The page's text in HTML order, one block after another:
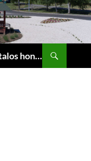
Köszöntjük Csávoly Község hivatalos honlapján.